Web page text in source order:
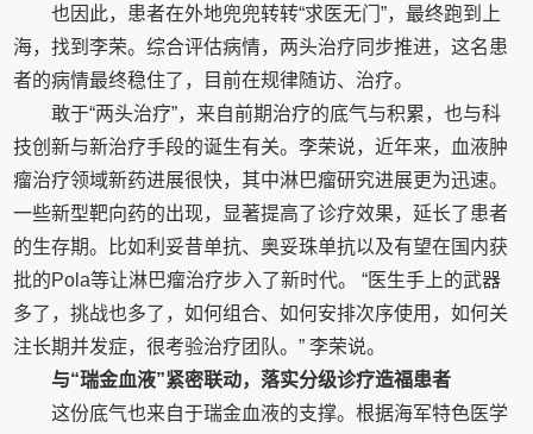
也因此，患者在外地兜兜转转“求医无门”，最终跑到上
海，找到李荣。综合评估病情，两头治疗同步推进，这名患
者的病情最终稳住了，目前在规律随访、治疗。
敢于“两头治疗”，来自前期治疗的底气与积累，也与科
技创新与新治疗手段的诞生有关。李荣说，近年来，血液肿
瘤治疗领域新药进展很快，其中淋巴瘤研究进展更为迅速。
一些新型靶向药的出现，显著提高了诊疗效果，延长了患者
的生存期。比如利妥昔单抗、奥妥珠单抗以及有望在国内获
批的Pola等让淋巴瘤治疗步入了新时代。 “医生手上的武器
多了，挑战也多了，如何组合、如何安排次序使用，如何关
注长期并发症，很考验治疗团队。” 李荣说。
与“瑞金血液”紧密联动，落实分级诊疗造福患者
这份底气也来自于瑞金血液的支撑。根据海军特色医学